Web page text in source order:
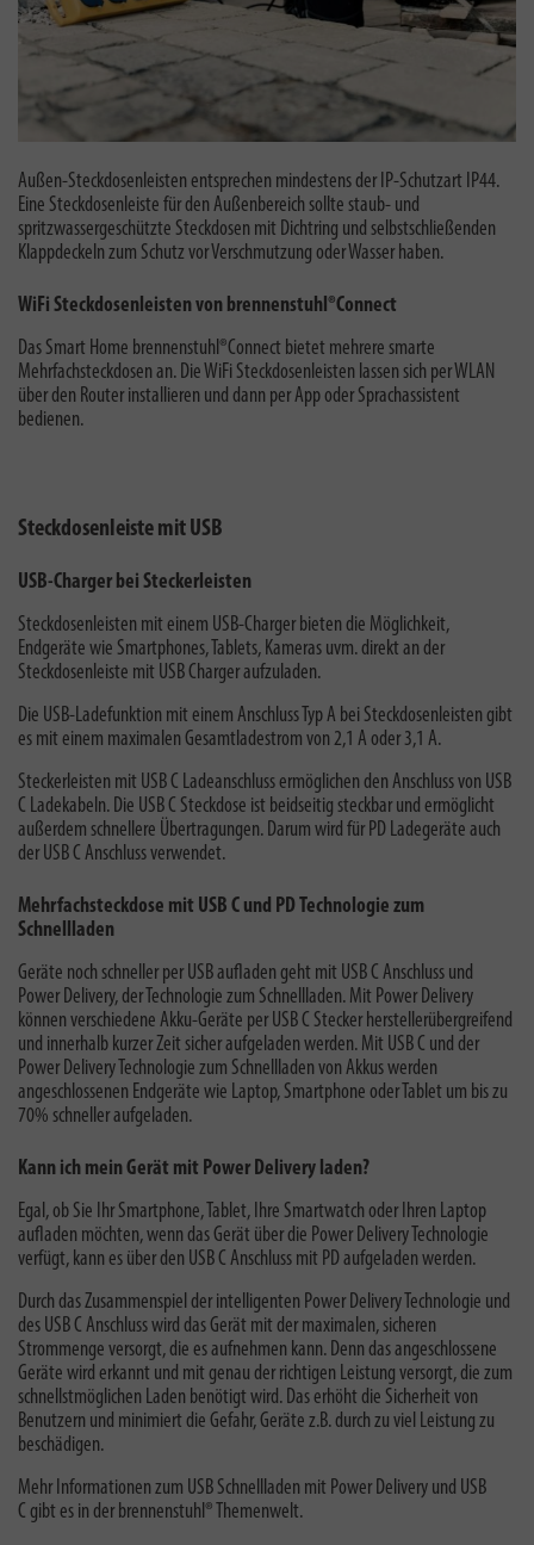
Außen-Steckdosenleisten entsprechen mindestens der IP-Schutzart IP44.
Eine Steckdosenleiste für den Außenbereich sollte staub- und
spritzwassergeschützte Steckdosen mit Dichtring und selbstschließenden
Klappdeckeln zum Schutz vor Verschmutzung oder Wasser haben.
WiFi Steckdosenleisten von brennenstuhl®Connect
Das Smart Home brennenstuhl®Connect bietet mehrere smarte
Mehrfachsteckdosen an. Die WiFi Steckdosenleisten lassen sich per WLAN
über den Router installieren und dann per App oder Sprachassistent
bedienen.
Steckdosenleiste mit USB
USB-Charger bei Steckerleisten
Steckdosenleisten mit einem USB-Charger bieten die Möglichkeit,
Endgeräte wie Smartphones, Tablets, Kameras uvm. direkt an der
Steckdosenleiste mit USB Charger aufzuladen.
Die USB-Ladefunktion mit einem Anschluss Typ A bei Steckdosenleisten gibt
es mit einem maximalen Gesamtladestrom von 2,1 A oder 3,1 A.
Steckerleisten mit USB C Ladeanschluss ermöglichen den Anschluss von USB
C Ladekabeln. Die USB C Steckdose ist beidseitig steckbar und ermöglicht
außerdem schnellere Übertragungen. Darum wird für PD Ladegeräte auch
der USB C Anschluss verwendet.
Mehrfachsteckdose mit USB C und PD Technologie zum
Schnellladen
Geräte noch schneller per USB aufladen geht mit USB C Anschluss und
Power Delivery, der Technologie zum Schnellladen. Mit Power Delivery
können verschiedene Akku-Geräte per USB C Stecker herstellerübergreifend
und innerhalb kurzer Zeit sicher aufgeladen werden. Mit USB C und der
Power Delivery Technologie zum Schnellladen von Akkus werden
angeschlossenen Endgeräte wie Laptop, Smartphone oder Tablet um bis zu
70% schneller aufgeladen.
Kann ich mein Gerät mit Power Delivery laden?
Egal, ob Sie Ihr Smartphone, Tablet, Ihre Smartwatch oder Ihren Laptop
aufladen möchten,wenn das Gerät über die Power Delivery Technologie
verfügt, kann es über den USB C Anschluss mit PD aufgeladen werden.
Durch das Zusammenspiel der intelligenten Power Delivery Technologie und
des USB C Anschluss wird das Gerät mit der maximalen, sicheren
Strommenge versorgt, die es aufnehmen kann. Denn das angeschlossene
Geräte wird erkannt und mit genau der richtigen Leistung versorgt, die zum
schnellstmöglichen Laden benötigt wird. Das erhöht die Sicherheit von
Benutzern und minimiert die Gefahr, Geräte z.B. durch zu viel Leistung zu
beschädigen.
Mehr Informationen zum USB Schnellladen mit Power Delivery und USB
C gibt es in der brennenstuhl® Themenwelt.